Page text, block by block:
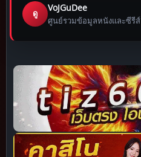
ดู
VoJGuDee
ศูนย์รวมข้อมูลหนังและซีรีส์